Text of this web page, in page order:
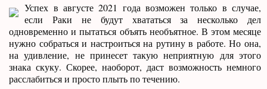
Успех в августе 2021 года возможен только в случае,
если Раки не будут хвататься за несколько дел
одновременно и пытаться объять необъятное. В этом месяце
нужно собраться и настроиться на рутину в работе. Но она,
на удивление, не принесет такую неприятную для этого
знака скуку. Скорее, наоборот, даст возможность немного
расслабиться и просто плыть по течению.